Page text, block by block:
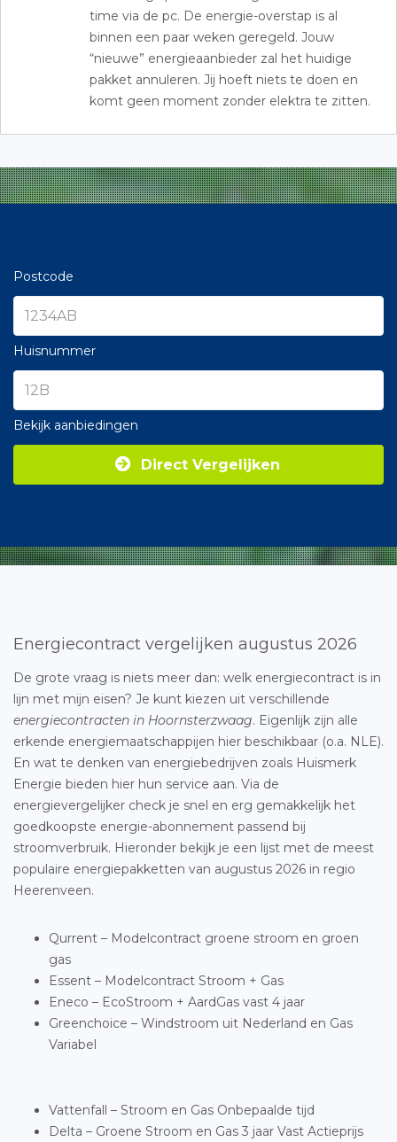
time via de pc. De energie-overstap is al
binnen een paar weken geregeld. Jouw
“nieuwe” energieaanbieder zal het huidige
pakket annuleren. Jij hoeft niets te doen en
komt geen moment zonder elektra te zitten.
Postcode
Huisnummer
Bekijk aanbiedingen
Direct Vergelijken
Energiecontract vergelijken augustus 2026
De grote vraag is niets meer dan: welk energiecontract is in
lijn met mijn eisen? Je kunt kiezen uit verschillende
energiecontracten in Hoornsterzwaag. Eigenlijk zijn alle
erkende energiemaatschappijen hier beschikbaar (o.a. NLE).
En wat te denken van energiebedrijven zoals Huismerk
Energie bieden hier hun service aan. Via de
energievergelijker check je snel en erg gemakkelijk het
goedkoopste energie-abonnement passend bij
stroomverbruik. Hieronder bekijk je een lijst met de meest
populaire energiepakketten van augustus 2026 in regio
Heerenveen.
Qurrent – Modelcontract groene stroom en groen
gas
Essent – Modelcontract Stroom + Gas
Eneco – EcoStroom + AardGas vast 4 jaar
Greenchoice – Windstroom uit Nederland en Gas
Variabel
Vattenfall – Stroom en Gas Onbepaalde tijd
Delta – Groene Stroom en Gas 3 jaar Vast Actieprijs